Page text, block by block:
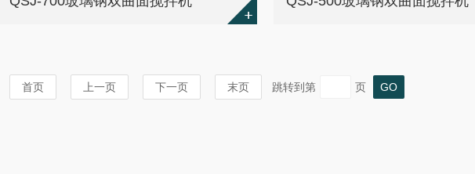
首页 上一页 下一页 末页 跳转到第 页